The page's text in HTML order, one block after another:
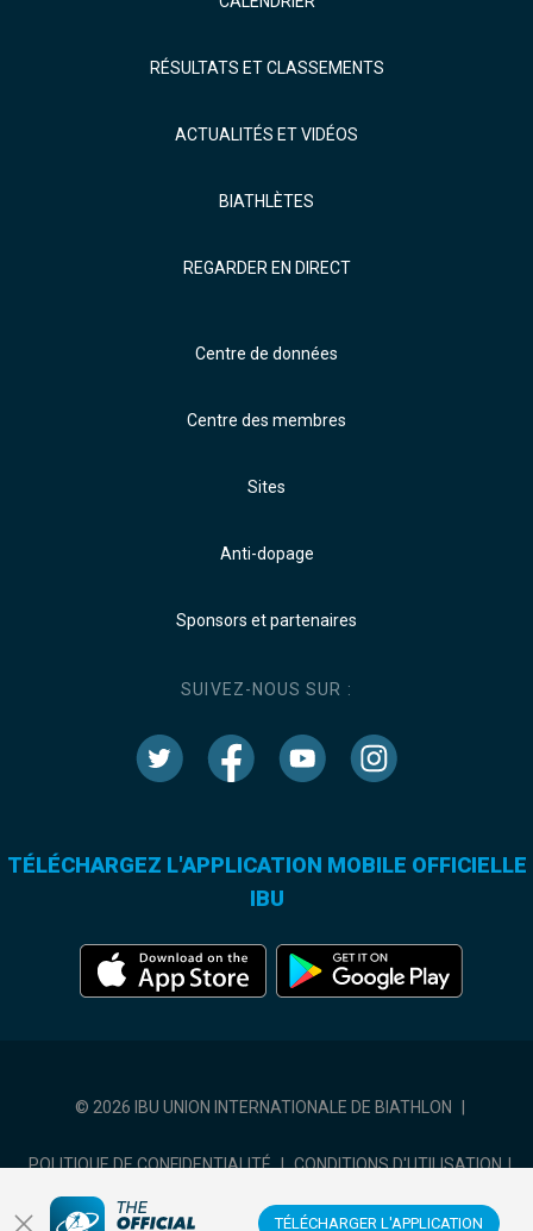
TÉLÉCHARGER L'APPLICATION
RÉSULTATS ET CLASSEMENTS
ACTUALITÉS ET VIDÉOS
BIATHLÈTES
REGARDER EN DIRECT
Centre de données
Centre des membres
Sites
Anti-dopage
Sponsors et partenaires
SUIVEZ-NOUS SUR :
TÉLÉCHARGEZ L'APPLICATION MOBILE OFFICIELLE
IBU
© 2026 IBU UNION INTERNATIONALE DE BIATHLON
POLITIQUE DE CONFIDENTIALITÉ | CONDITIONS D'UTILISATION |
COOKIES SETTINGS